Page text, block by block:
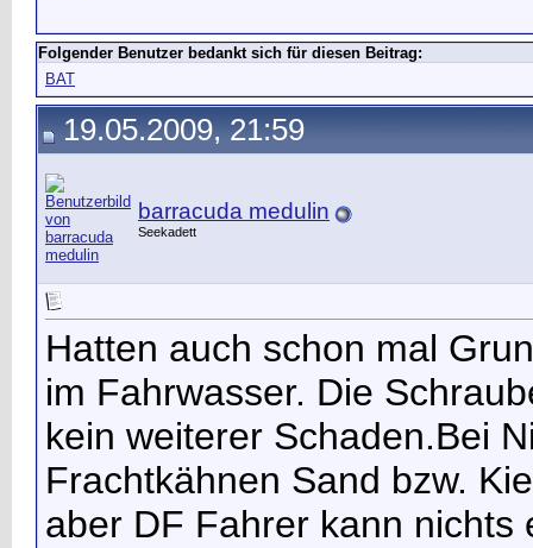
Folgender Benutzer bedankt sich für diesen Beitrag:
BAT
19.05.2009, 21:59
barracuda medulin
Seekadett
Hatten auch schon mal
im Fahrwasser. Die
kein weiterer Schaden.Bei
Frachtkähnen Sand bzw.
aber DF Fahrer kann nichts